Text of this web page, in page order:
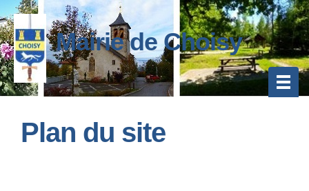
Mairie de Choisy
Plan du site